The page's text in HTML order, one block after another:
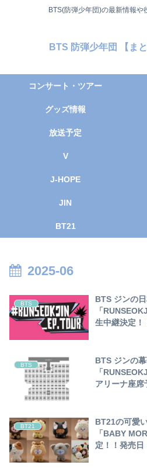
BTS(防弾少年団)の最新情報や
BTS 防弾少年団 【ま
コンサート・ツアー
グッズ情報
放送予定
V
J-HOPE
JIN
BT21
2025-06
BTS
BTS ジンの
「
生中継決定！
BTS
BTS ジンの
「
アリーナ座席
BT21
BT21の可愛
「BABY
定！！発売日